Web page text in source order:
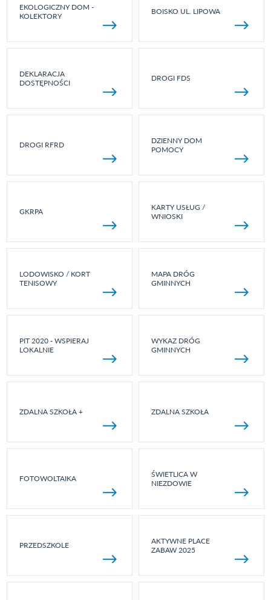
EKOLOGICZNY DOM -
KOLEKTORY
BOISKO UL. LIPOWA
DEKLARACJA
DOSTĘPNOŚCI
DROGI FDS
DROGI RFRD
DZIENNY DOM
POMOCY
GKRPA
KARTY USŁUG /
WNIOSKI
LODOWISKO / KORT
TENISOWY
MAPA DRÓG
GMINNYCH
PIT 2020 - WSPIERAJ
LOKALNIE
WYKAZ DRÓG
GMINNYCH
ZDALNA SZKOŁA + ZDALNA SZKOŁA
FOTOWOLTAIKA
ŚWIETLICA W
NIEZDOWIE
PRZEDSZKOLE
AKTYWNE PLACE
ZABAW 2025